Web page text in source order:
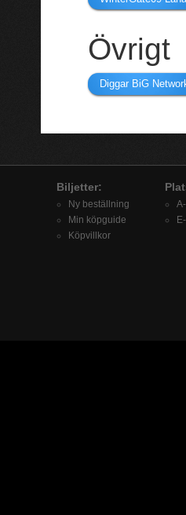
Övrigt
Diggar BiG
Biljetter:
Ny beställning
Min köpguide
Köpvillkor